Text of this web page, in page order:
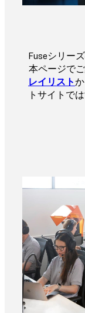
Fuseシリー
本ページで
レイリスト
トサイトで